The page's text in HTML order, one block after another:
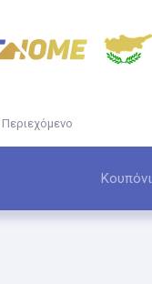
Κουπόνι